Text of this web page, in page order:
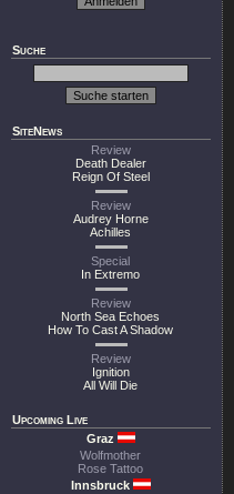
Suche
SiteNews
Review
Death Dealer
Reign Of Steel
Review
Audrey Horne
Achilles
Special
In Extremo
Review
North Sea Echoes
How To Cast A Shadow
Review
Ignition
All Will Die
Upcoming Live
Graz
Wolfmother
Rose Tattoo
Innsbruck